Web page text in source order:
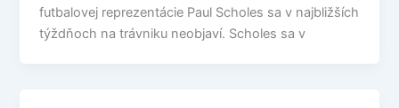
futbalovej reprezentácie Paul Scholes sa v najbližších
týždňoch na trávniku neobjaví. Scholes sa v